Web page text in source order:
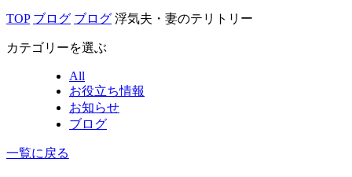
TOP ブログ ブログ 浮気夫・妻のテリトリー
カテゴリーを選ぶ
All
お役立ち情報
お知らせ
ブログ
一覧に戻る